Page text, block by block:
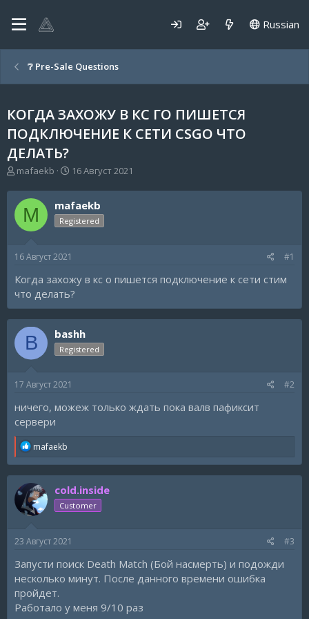
Russian
❔ Pre-Sale Questions
КОГДА ЗАХОЖУ В КС ГО ПИШЕТСЯ
ПОДКЛЮЧЕНИЕ К СЕТИ CSGO ЧТО
ДЕЛАТЬ?
А
т
о
р
т
м
mafaekb
Д
т
а
н
а
16 Август 2021
M mafaekb
Registered
16 Август 2021 #1
Когда захожу в кс о пишется подключение к сети стим
что делать?
B bashh
Registered
17 Август 2021 #2
ничего, можеж только ждать пока валв пафиксит
сервери
R
a
c
t
i
o
:
mafaekb
cold.inside
Customer
23 Август 2021 #3
Запусти поиск Death Match (Бой насмерть) и подожди
несколько минут. После данного времени ошибка
пройдет.
Работало у меня 9/10 раз